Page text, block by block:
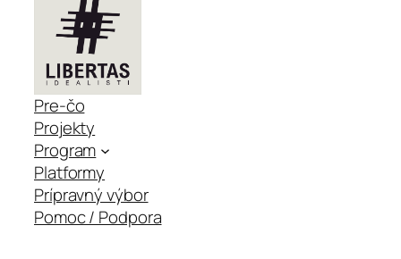
Pre-čo
Projekty
Program
Platformy
Prípravný výbor
Pomoc / Podpora